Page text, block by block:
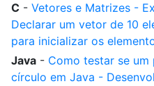
C - Vetores e Matrizes -
Declarar um vetor de 10
para inicializar os
Java - Como testar se
círculo em Java -